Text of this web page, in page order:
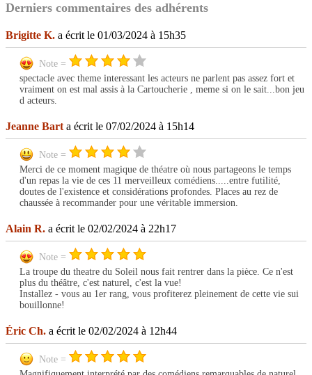
Derniers commentaires des adhérents
Brigitte K. a écrit le 01/03/2024 à 15h35
Note =
spectacle avec theme interessant les acteurs ne parlent pas assez fort et
vraiment on est mal assis à la Cartoucherie , meme si on le sait...bon jeu
d acteurs.
Jeanne Bart a écrit le 07/02/2024 à 15h14
Note =
Merci de ce moment magique de théatre où nous partageons le temps
d'un repas la vie de ces 11 merveilleux comédiens.....entre futilité,
doutes de l'existence et considérations profondes. Places au rez de
chaussée à recommander pour une véritable immersion.
Alain R. a écrit le 02/02/2024 à 22h17
Note =
La troupe du theatre du Soleil nous fait rentrer dans la pièce. Ce n'est
plus du théâtre, c'est naturel, c'est la vue!
Installez - vous au 1er rang, vous profiterez pleinement de cette vie sui
bouillonne!
Éric Ch. a écrit le 02/02/2024 à 12h44
Note =